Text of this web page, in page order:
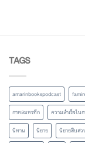
TAGS
amarinbookspodcast
กาหลมหรทึก
ความสำเร็จใน
นิทาน
นิยาย นิยายสืบสว